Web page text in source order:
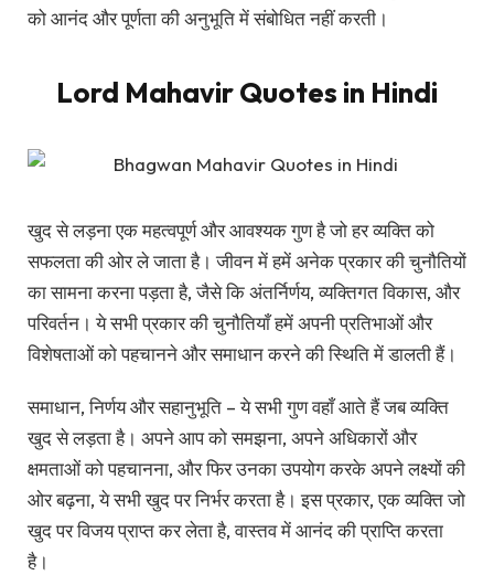
को आनंद और पूर्णता की अनुभूति में संबोधित नहीं करती।
Lord Mahavir Quotes in Hindi
खुद से लड़ना एक महत्वपूर्ण और आवश्यक गुण है जो हर व्यक्ति को
सफलता की ओर ले जाता है। जीवन में हमें अनेक प्रकार की चुनौतियों
का सामना करना पड़ता है, जैसे कि अंतर्निर्णय, व्यक्तिगत विकास, और
परिवर्तन। ये सभी प्रकार की चुनौतियाँ हमें अपनी प्रतिभाओं और
विशेषताओं को पहचानने और समाधान करने की स्थिति में डालती हैं।
समाधान, निर्णय और सहानुभूति – ये सभी गुण वहाँ आते हैं जब व्यक्ति
खुद से लड़ता है। अपने आप को समझना, अपने अधिकारों और
क्षमताओं को पहचानना, और फिर उनका उपयोग करके अपने लक्ष्यों की
ओर बढ़ना, ये सभी खुद पर निर्भर करता है। इस प्रकार, एक व्यक्ति जो
खुद पर विजय प्राप्त कर लेता है, वास्तव में आनंद की प्राप्ति करता
है।